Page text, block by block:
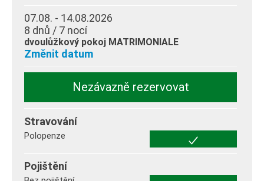
07.08. - 14.08.2026
8 dnů / 7 nocí
dvoulůžkový pokoj MATRIMONIALE
Změnit datum
Nezávazně rezervovat
Stravování
Polopenze
Pojištění